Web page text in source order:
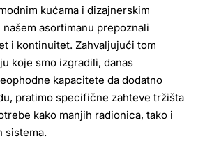
kućama i dizajnerskim
asortimanu prepoznali
i kontinuitet. Zahvaljujući tom
koje smo izgradili, danas
kapacitete da dodatno
pratimo specifične zahteve tržišta
kako manjih radionica, tako i
sistema.